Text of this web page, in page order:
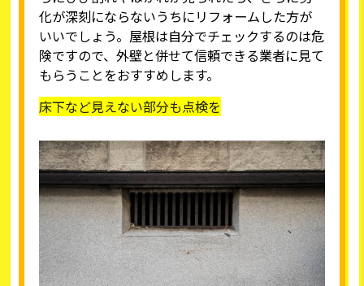
化が深刻にならないうちにリフォームした方が
いいでしょう。屋根は自分でチェックするのは危
険ですので、外壁と併せて信頼できる業者に見て
もらうことをおすすめします。
床下など見えない部分も点検を